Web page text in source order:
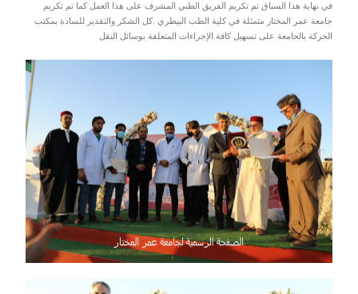
في نهاية هذا السباق تم تكريم الفريق الطبي المشرف على هذا العمل كما تم تكريم
جامعة عمر المختار متمثلة في كلية الطب البيطري .كل الشكر والتقدير للسادة بمكتب
الحركة بالجامعة على تسهيل كافة الإجراءات المتعلقة بوسائل النقل